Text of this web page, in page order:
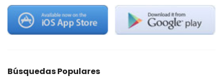
Búsquedas Populares